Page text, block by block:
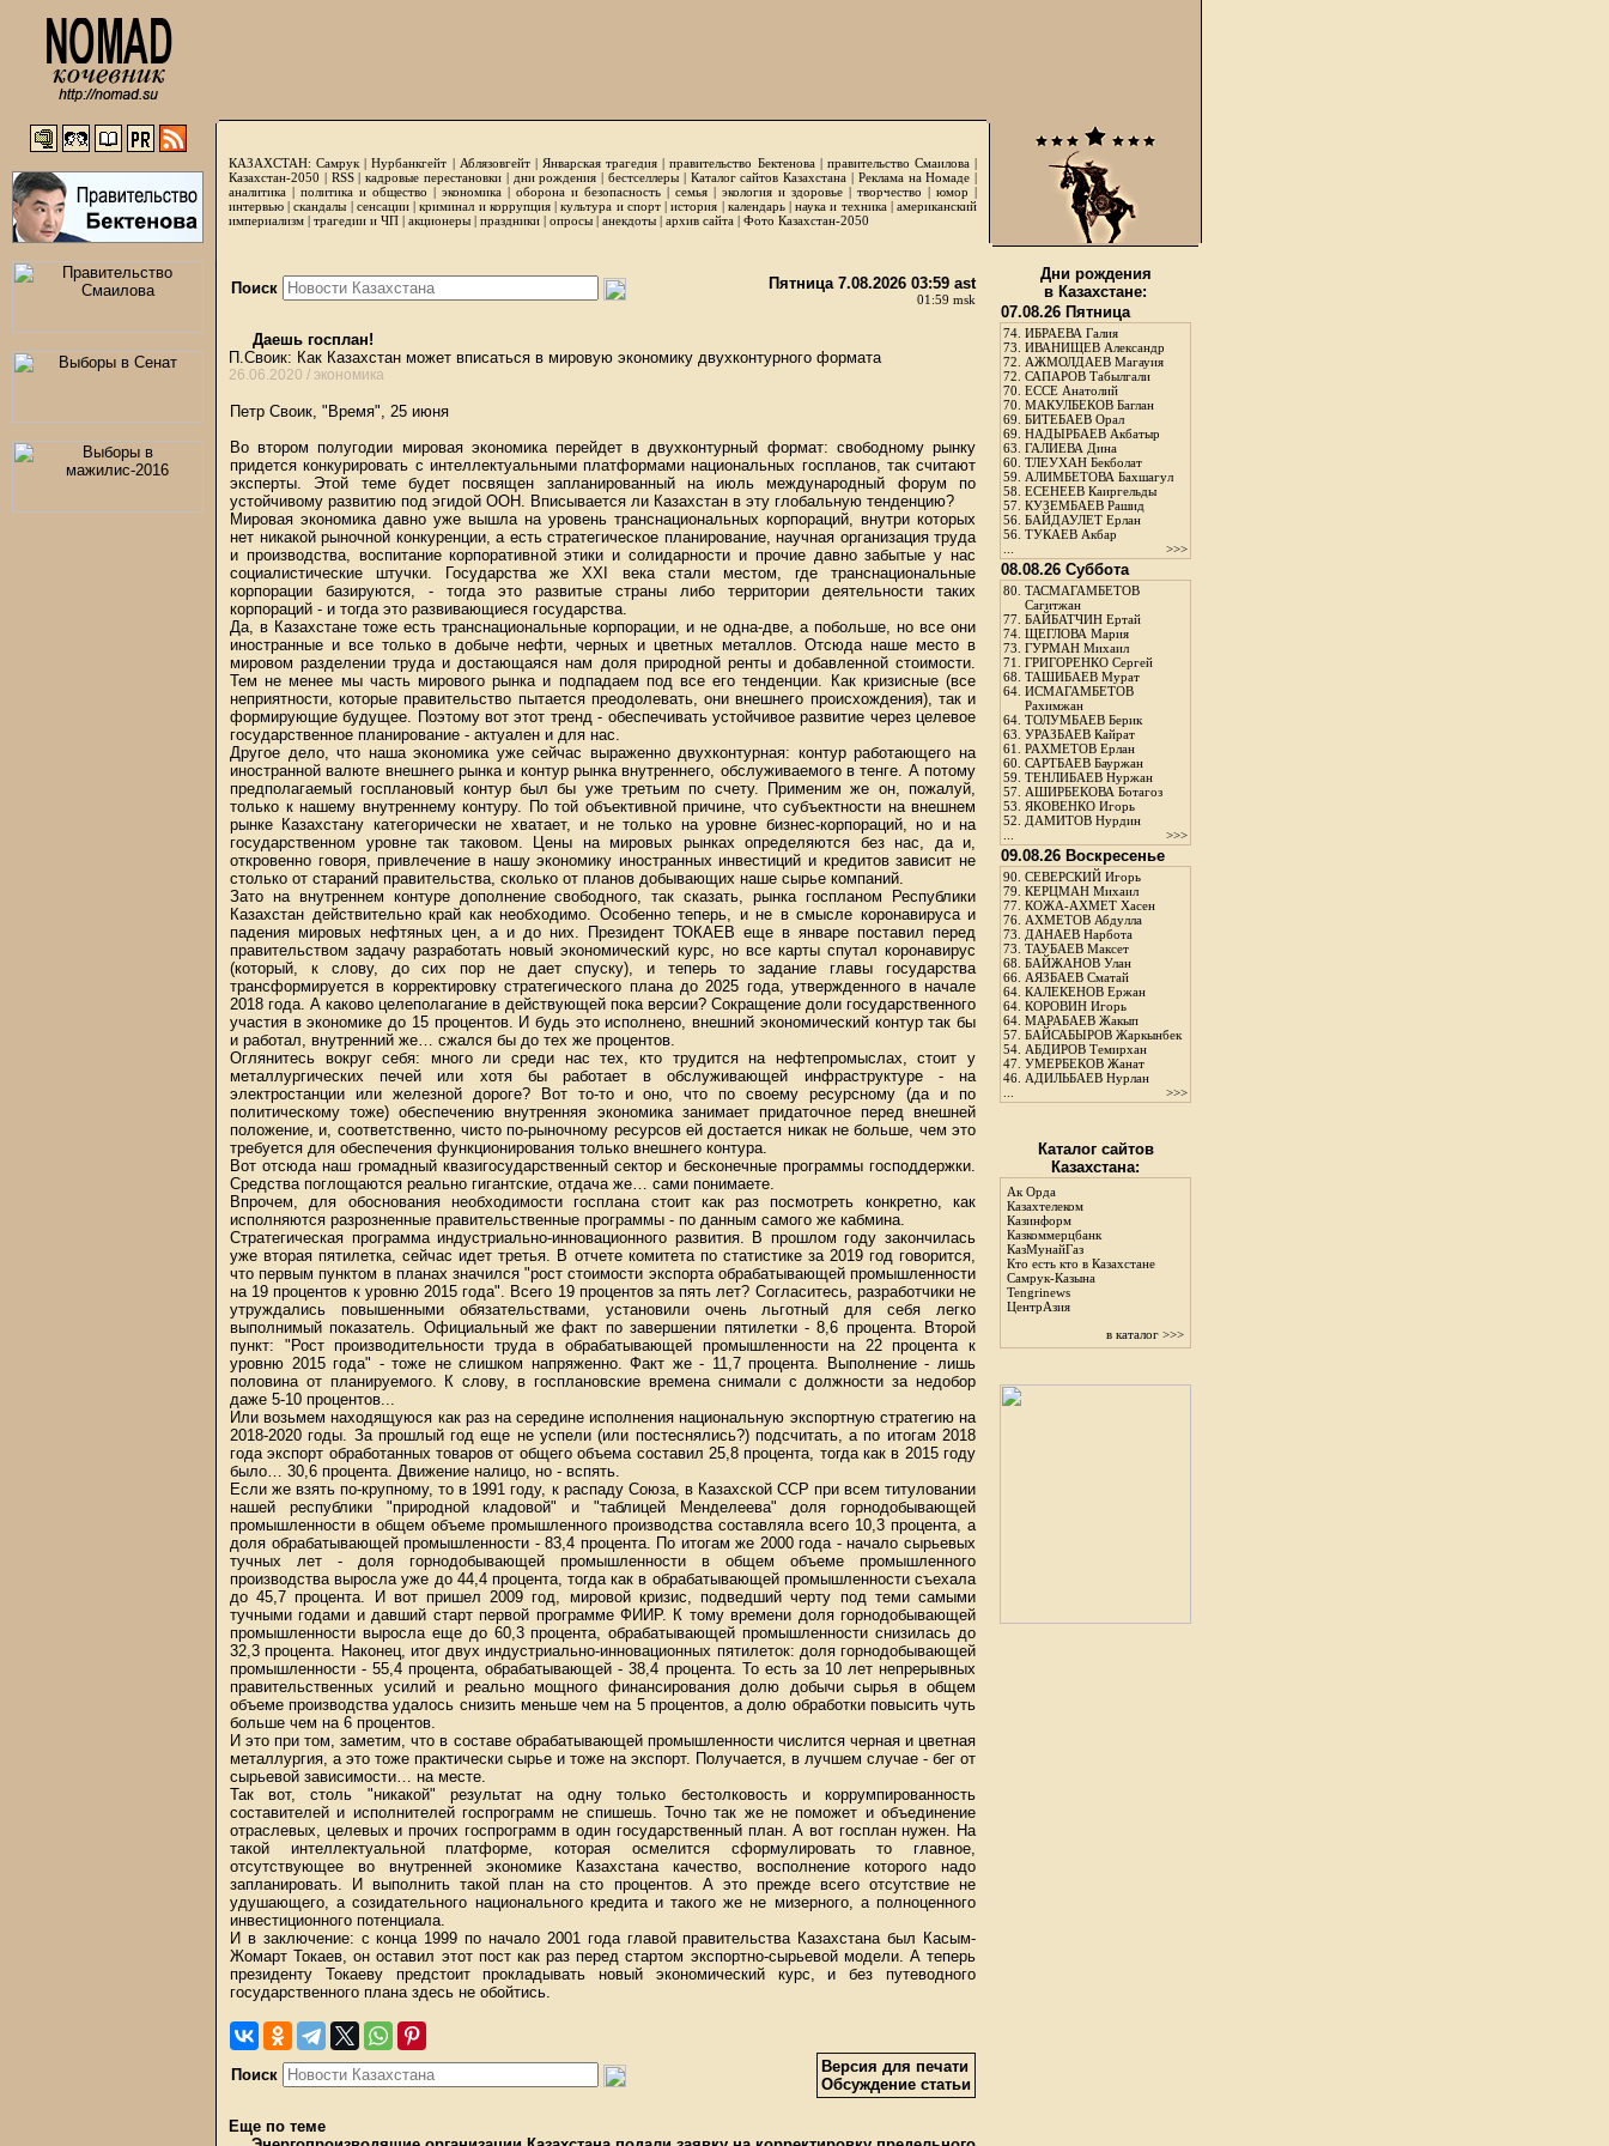
КАЗАХСТАН: Самрук |Нурбанкгейт | Аблязовгейт| Январская трагедия |правительство Бектенова| правительство Смаилова|
Казахстан-2050 | RSS|кадровые перестановки| дни рождения | бестселлеры| Каталог сайтов Казахстана | Реклама на Номаде |
аналитика | политика и общество | экономика | оборона и безопасность | семья | экология и здоровье | творчество | юмор |
интервью |скандалы | сенсации|криминал и коррупция|культура и спорт|история | календарь|наука и техника|американский
империализм | трагедии и ЧП | акционеры | праздники | опросы | анекдоты | архив сайта | Фото Казахстан-2050
Поиск Пятница 7.08.2026 03:59 ast
01:59 msk
Даешь госплан!
П.Своик: Как Казахстан может вписаться в мировую экономику двухконтурного формата
26.06.2020 / экономика
Петр Своик, "Время", 25 июня
Во втором полугодии мировая экономика перейдет в двухконтурный формат: свободному рынку
придется конкурировать с интеллектуальными платформами нацио­нальных госпланов, так считают
эксперты. Этой теме будет посвящен запланированный на июль международный форум по
устойчивому развитию под эгидой ООН. Вписывается ли Казахстан в эту глобальную тенденцию?
Мировая экономика давно уже вышла на уровень транснациональных корпораций, внутри которых
нет никакой рыночной конкуренции, а есть стратегическое планирование, научная организация труда
и производства, воспитание корпоративной этики и солидарности и прочие давно забытые у нас
социалистические штучки. Государства же XXI века стали местом, где транснациональные
корпорации базируются, - тогда это развитые страны либо территории деятельности таких
корпораций - и тогда это развивающиеся государства.
Да, в Казахстане тоже есть транснацио­нальные корпорации, и не одна-две, а побольше, но все они
иностранные и все только в добыче нефти, черных и цветных металлов. Отсюда наше место в
мировом разделении труда и достающаяся нам доля природной ренты и добавленной стоимости.
Тем не менее мы часть мирового рынка и подпадаем под все его тенденции. Как кризисные (все
неприятности, которые правительство пытается преодолевать, они внешнего происхождения), так и
формирующие будущее. Поэтому вот этот тренд - обеспечивать устойчивое развитие через целевое
государственное планирование - актуален и для нас.
Другое дело, что наша экономика уже сейчас выраженно двухконтурная: контур работающего на
иностранной валюте внешнего рынка и контур рынка внутреннего, обслуживаемого в тенге. А потому
предполагаемый госплановый контур был бы уже третьим по счету. Применим же он, пожалуй,
только к нашему внутреннему контуру. По той объективной причине, что субъектности на внешнем
рынке Казахстану категорически не хватает, и не только на уровне бизнес-корпораций, но и на
государственном уровне так таковом. Цены на мировых рынках определяются без нас, да и,
откровенно говоря, привлечение в нашу экономику иностранных инвестиций и кредитов зависит не
столько от стараний правительства, сколько от планов добывающих наше сырье компаний.
Зато на внутреннем контуре дополнение свободного, так сказать, рынка госпланом Республики
Казахстан действительно край как необходимо. Особенно теперь, и не в смысле коронавируса и
падения мировых нефтяных цен, а и до них. Президент ТОКАЕВ еще в январе поставил перед
правительством задачу разработать новый экономический курс, но все карты спутал коронавирус
(который, к слову, до сих пор не дает спуску), и теперь то задание главы государства
трансформируется в корректировку стратегического плана до 2025 года, утвержденного в начале
2018 года. А каково целеполагание в действующей пока версии? Сокращение доли государственного
участия в экономике до 15 процентов. И будь это исполнено, внешний экономический контур так бы
и работал, внутренний же… сжался бы до тех же процентов.
Оглянитесь вокруг себя: много ли среди нас тех, кто трудится на нефтепромыслах, стоит у
металлургических печей или хотя бы работает в обслуживающей инфраструктуре - на
электростанции или железной дороге? Вот то-то и оно, что по своему ресурсному (да и по
политическому тоже) обеспечению внутренняя экономика занимает придаточное перед внешней
положение, и, соответственно, чисто по-рыночному ресурсов ей достается никак не больше, чем это
требуется для обеспечения функционирования только внешнего контура.
Вот отсюда наш громадный квазигосударственный сектор и бесконечные программы господдержки.
Средства поглощаются реально гигантские, отдача же… сами понимаете.
Впрочем, для обоснования необходимости госплана стоит как раз посмотреть конкретно, как
исполняются разрозненные правительственные программы - по данным самого же кабмина.
Стратегическая программа индустриально-инновационного развития. В прошлом году закончилась
уже вторая пятилетка, сейчас идет третья. В отчете комитета по статистике за 2019 год говорится,
что первым пунктом в планах значился "рост стоимости экспорта обрабатывающей промышленности
на 19 процентов к уровню 2015 года". Всего 19 процентов за пять лет? Согласитесь, разработчики не
утруждались повышенными обязательствами, установили очень льготный для себя легко
выполнимый показатель. Официальный же факт по завершении пятилетки - 8,6 процента. Второй
пункт: "Рост производительности труда в обрабатывающей промышленности на 22 процента к
уровню 2015 года" - тоже не слишком напряженно. Факт же - 11,7 процента. Выполнение - лишь
половина от планируемого. К слову, в госплановские времена снимали с должности за недобор
даже 5-10 процентов...
Или возьмем находящуюся как раз на середине исполнения национальную экспортную стратегию на
2018-2020 годы. За прошлый год еще не успели (или постеснялись?) подсчитать, а по итогам 2018
года экспорт обработанных товаров от общего объема составил 25,8 процента, тогда как в 2015 году
было… 30,6 процента. Движение налицо, но - вспять.
Если же взять по-крупному, то в 1991 году, к распаду Союза, в Казахской ССР при всем титуловании
нашей республики "природной кладовой" и "таблицей Менделеева" доля горнодобывающей
промышленности в общем объеме промышленного производства составляла всего 10,3 процента, а
доля обрабатывающей промышленности - 83,4 процента. По итогам же 2000 года - начало сырьевых
тучных лет - доля горнодобывающей промышленности в общем объеме промышленного
производства выросла уже до 44,4 процента, тогда как в обрабатывающей промышленности съехала
до 45,7 процента. И вот пришел 2009 год, мировой кризис, подведший черту под теми самыми
тучными годами и давший старт первой программе ФИИР. К тому времени доля горнодобывающей
промышленности выросла еще до 60,3 процента, обрабатывающей промышленности снизилась до
32,3 процента. Наконец, итог двух индустриально-инновационных пятилеток: доля горнодобывающей
промышленности - 55,4 процента, обрабатывающей - 38,4 процента. То есть за 10 лет непрерывных
правительственных усилий и реально мощного финансирования долю добычи сырья в общем
объеме производства удалось снизить меньше чем на 5 процентов, а долю обработки повысить чуть
больше чем на 6 процентов.
И это при том, заметим, что в составе обрабатывающей промышленности числится черная и цветная
металлургия, а это тоже практически сырье и тоже на экспорт. Получается, в лучшем случае - бег от
сырьевой зависимости… на месте.
Так вот, столь "никакой" результат на одну только бестолковость и коррумпированность
составителей и исполнителей госпрограмм не спишешь. Точно так же не поможет и объединение
отраслевых, целевых и прочих госпрограмм в один государственный план. А вот госплан нужен. На
такой интеллектуальной платформе, которая осмелится сформулировать то главное,
отсутствующее во внутренней экономике Казахстана качество, восполнение которого надо
запланировать. И выполнить такой план на сто процентов. А это прежде всего отсутствие не
удушающего, а созидательного национального кредита и такого же не мизерного, а полноценного
инвестиционного потенциала.
И в заключение: с конца 1999 по начало 2001 года главой правительства Казахстана был Касым-
Жомарт Токаев, он оставил этот пост как раз перед стартом экспорт­но-сырьевой модели. А теперь
президенту Токаеву предстоит прокладывать новый экономический курс, и без путеводного
государственного плана здесь не обойтись.
Поиск
Версия для печати
Обсуждение статьи
Еще по теме
Дни рождения
в Казахстане:
07.08.26 Пятница
74. ИБРАЕВА Галия
73. ИВАНИЩЕВ Александр
72. АЖМОЛДАЕВ Магауия
72. САПАРОВ Табылгали
70. ЕССЕ Анатолий
70. МАКУЛБЕКОВ Баглан
69. БИТЕБАЕВ Орал
69. НАДЫРБАЕВ Акбатыр
63. ГАЛИЕВА Дина
60. ТЛЕУХАН Бекболат
59. АЛИМБЕТОВА Бахшагул
58. ЕСЕНЕЕВ Каиргельды
57. КУЗЕМБАЕВ Рашид
56. БАЙДАУЛЕТ Ерлан
56. ТУКАЕВ Акбар
>>>
08.08.26 Суббота
80. ТАСМАГАМБЕТОВ
Сагитжан
77. БАЙБАТЧИН Ертай
74. ЩЕГЛОВА Мария
73. ГУРМАН Михаил
71. ГРИГОРЕНКО Сергей
68. ТАШИБАЕВ Мурат
64. ИСМАГАМБЕТОВ
Рахимжан
64. ТОЛУМБАЕВ Берик
63. УРАЗБАЕВ Кайрат
61. РАХМЕТОВ Ерлан
60. САРТБАЕВ Бауржан
59. ТЕНЛИБАЕВ Нуржан
57. АШИРБЕКОВА Ботагоз
53. ЯКОВЕНКО Игорь
52. ДАМИТОВ Нурдин
>>>
09.08.26 Воскресенье
90. СЕВЕРСКИЙ Игорь
79. КЕРЦМАН Михаил
77. КОЖА-АХМЕТ Хасен
76. АХМЕТОВ Абдулла
73. ДАНАЕВ Нарбота
73. ТАУБАЕВ Максет
68. БАЙЖАНОВ Улан
66. АЯЗБАЕВ Сматай
64. КАЛЕКЕНОВ Ержан
64. КОРОВИН Игорь
64. МАРАБАЕВ Жакып
57. БАЙСАБЫРОВ Жаркынбек
54. АБДИРОВ Темирхан
47. УМЕРБЕКОВ Жанат
46. АДИЛЬБАЕВ Нурлан
>>>
Каталог сайтов
Казахстана:
Ак Орда
Казахтелеком
Казинформ
Казкоммерцбанк
КазМунайГаз
Кто есть кто в Казахстане
Самрук-Казына
Tengrinews
ЦентрАзия
в каталог >>>